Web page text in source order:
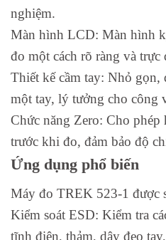
nghiệm.
Màn hình LCD: Màn hình
đo một cách rõ ràng và trực
Thiết kế cầm tay: Nhỏ gọn,
một tay, lý tưởng cho công
Chức năng Zero: Cho
trước khi đo, đảm bảo độ
Ứng dụng phổ biến
Máy đo TREK 523-1 được
Kiểm soát ESD: Kiểm tra
tĩnh điện, thảm, dây đeo